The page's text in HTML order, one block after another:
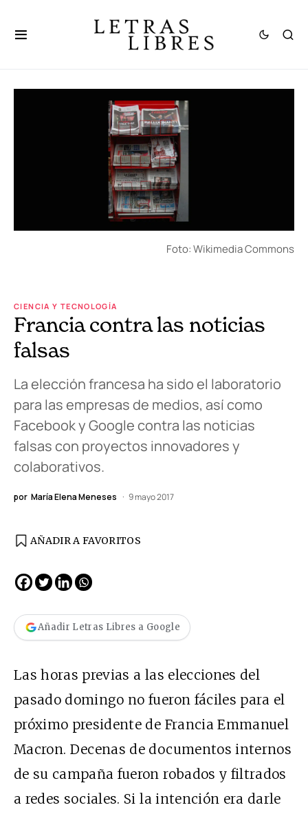
Foto: Wikimedia Commons
CIENCIA Y TECNOLOGÍA
Francia contra las noticias
falsas
La elección francesa ha sido el laboratorio
para las empresas de medios, así como
Facebook y Google contra las noticias
falsas con proyectos innovadores y
colaborativos.
por María Elena Meneses 9 mayo 2017
AÑADIR A FAVORITOS
Añadir Letras Libres a Google
Las horas previas a las elecciones del
pasado domingo no fueron fáciles para el
próximo presidente de Francia Emmanuel
Macron. Decenas de documentos internos
de su campaña fueron robados y filtrados
a redes sociales. Si la intención era darle